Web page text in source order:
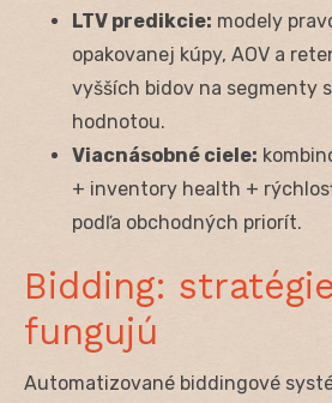
LTV predikcie: modely
opakovanej kúpy, AOV a
vyšších bidov na segmenty
hodnotou.
Viacnásobné ciele:
+ inventory health +
podľa obchodných priorít.
Bidding:
fungujú
Automatizované biddingové